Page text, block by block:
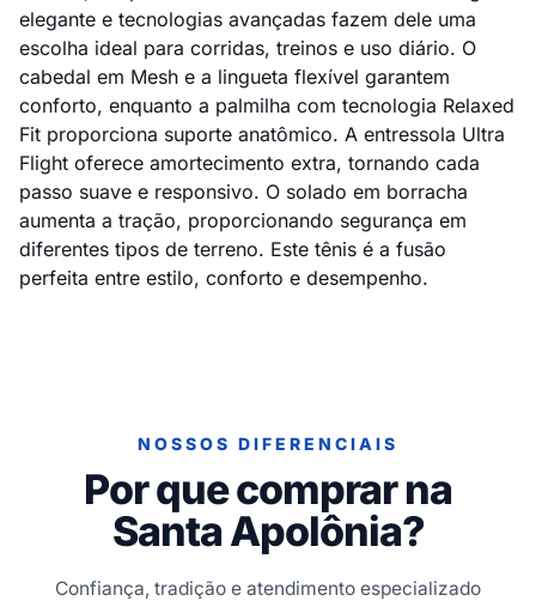
elegante e tecnologias avançadas fazem dele uma
escolha ideal para corridas, treinos e uso diário. O
cabedal em Mesh e a lingueta flexível garantem
conforto, enquanto a palmilha com tecnologia Relaxed
Fit proporciona suporte anatômico. A entressola Ultra
Flight oferece amortecimento extra, tornando cada
passo suave e responsivo. O solado em borracha
aumenta a tração, proporcionando segurança em
diferentes tipos de terreno. Este tênis é a fusão
perfeita entre estilo, conforto e desempenho.
NOSSOS DIFERENCIAIS
Por que comprar na
Santa Apolônia?
Confiança, tradição e atendimento especializado